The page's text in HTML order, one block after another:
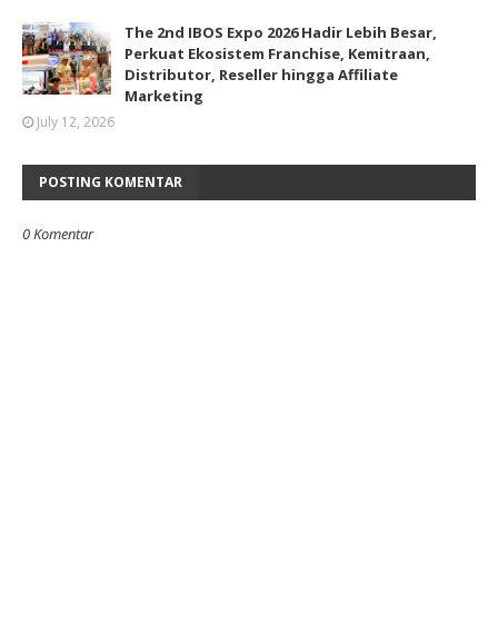
The 2nd IBOS Expo 2026 Hadir Lebih Besar,
Perkuat Ekosistem Franchise, Kemitraan,
Distributor, Reseller hingga Affiliate
Marketing
July 12, 2026
POSTING KOMENTAR
0 Komentar